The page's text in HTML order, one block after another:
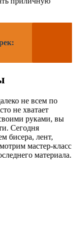
не всем по
не хватает
руками, вы
Сегодня
бисера, лент,
мастер-класс
материала.